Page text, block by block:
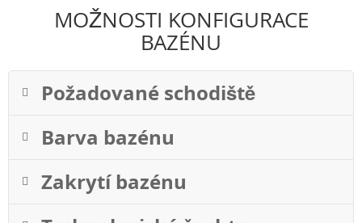
MOŽNOSTI KONFIGURACE
BAZÉNU
Požadované schodiště
Barva bazénu
Zakrytí bazénu